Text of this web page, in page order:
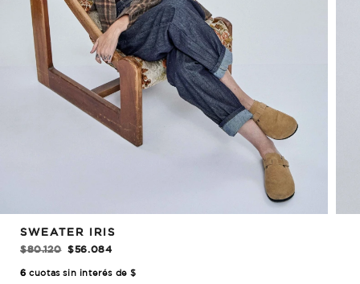
SWEATER IRIS
$80.120
$56.084
6 cuotas sin interés de $